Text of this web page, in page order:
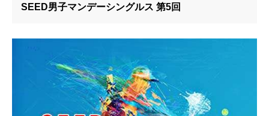
SEED男子マンデーシングルス 第5回